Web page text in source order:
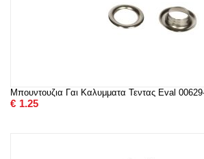
Μπουντουζια Γαι Καλυμματα Τεντας Eval
€ 1.25